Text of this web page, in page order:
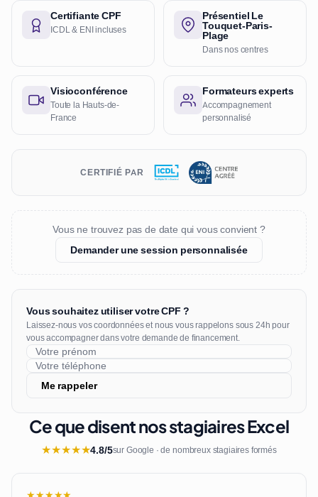
Certifiante CPF
ICDL & ENI incluses
Présentiel Le
Touquet-Paris-
Plage
Dans nos centres
Visioconférence
Toute la Hauts-de-
France
Formateurs experts
Accompagnement
personnalisé
CERTIFIÉ PAR
Vous ne trouvez pas de date qui vous convient ?
Demander une session personnalisée
Vous souhaitez utiliser votre CPF ?
Laissez-nous vos coordonnées et nous vous rappelons sous 24h pour
vous accompagner dans votre demande de financement.
Me rappeler
Ce que disent nos stagiaires Excel
★★★★★4.8/5sur Google · de nombreux stagiaires formés